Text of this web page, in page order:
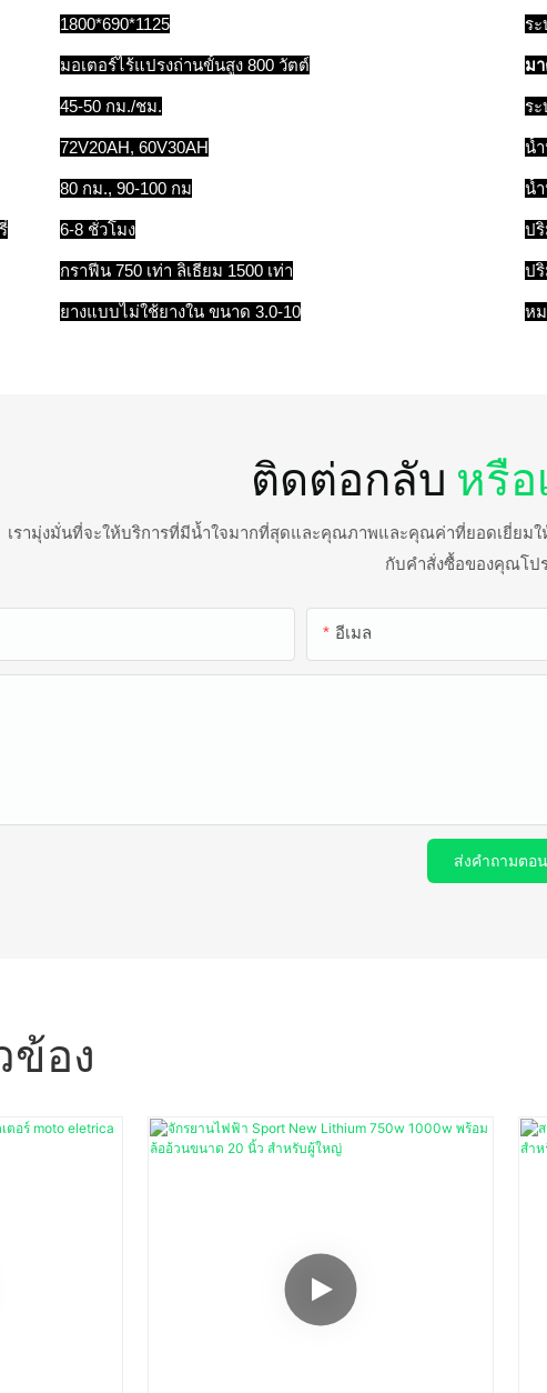
1800*690*1125 ร
มอเตอร์ไร้แปรงถ่านขั้นสูง 800 วัตต์ ม
45-50 กม./ชม. ร
72V20AH, 60V30AH น้
80 กม., 90-100 กม น้
6-8 ชั่วโมง ป
กราฟีน 750 เท่า ลิเธียม 1500 เท่า ป
ยางแบบไม่ใช้ยางใน ขนาด 3.0-10 ห
ติดต่อกลับ หรือ
เรามุ่งมั่นที่จะให้บริการที่มีน้ำใจมากที่สุดและคุณภาพและคุณค่าที่ยอดเยี่ย
กับคำสั่งซื้อของคุณโป
อีเมล
ส่งคำถามตอ
ข้อง